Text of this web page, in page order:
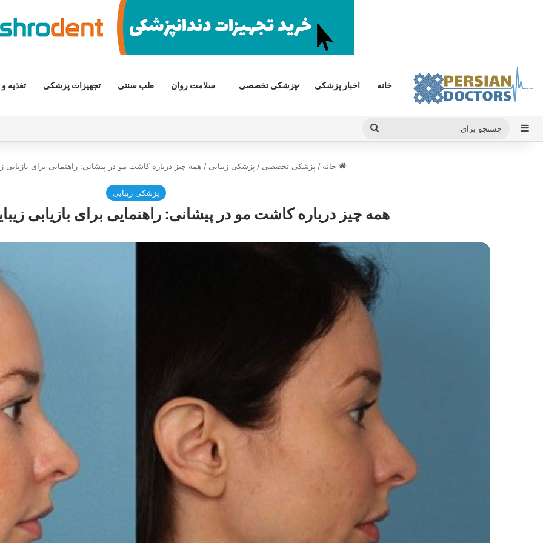
خانه اخبار پزشکی پزشکی تخصصی سلامت روان طب سنتی تجهیزات پزشکی تغذیه
سایدبار
جستجو
خانه / پزشکی تخصصی / پزشکی زیبایی / همه چیز درباره کاشت مو در پیشانی: راهنمایی برای بازیابی
پزشکی زیبایی
همه چیز درباره کاشت مو در پیشانی: راهنمایی برای بازیابی